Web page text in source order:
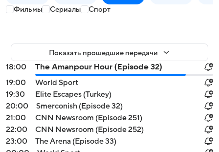
Фильмы Сериалы Спорт
Показать прошедшие передачи
18:00
The Amanpour Hour (Episode 32)
19:00
World Sport
19:30
Elite Escapes (Turkey)
20:00
Smerconish (Episode 32)
21:00
CNN Newsroom (Episode 251)
22:00
CNN Newsroom (Episode 252)
23:00
The Arena (Episode 33)